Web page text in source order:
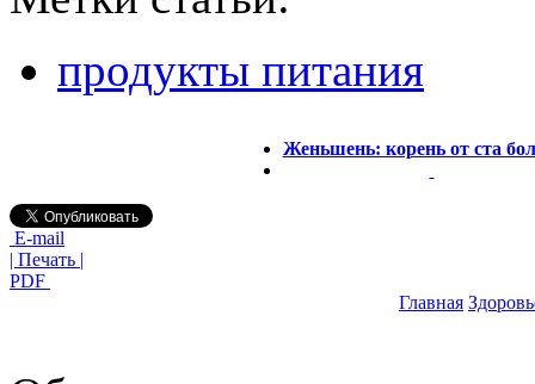
продукты питания
Женьшень: корень от ста
E-mail
| Печать |
PDF
Главная